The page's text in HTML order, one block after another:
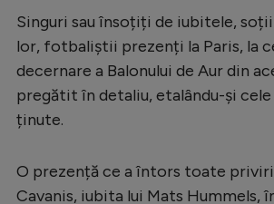
LaLiga
Serie A
Bundesliga
Campionate
Starurile fotbalului
Singuri sau însoțiți de iubitele,
lor, fotbaliștii prezenți la Paris, la
decernare a Balonului de Aur din
pregătit în detaliu, etalându-și cele
ținute.
O prezență ce a întors toate
Cavanis, iubita lui Mats Hummels,